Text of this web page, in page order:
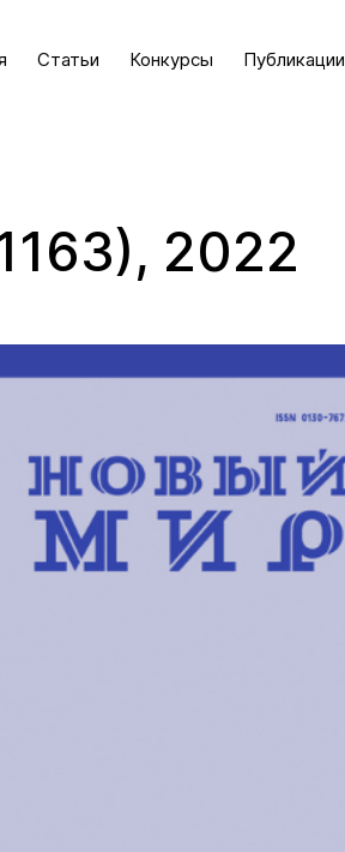
Статьи Конкурсы Публикации
2022